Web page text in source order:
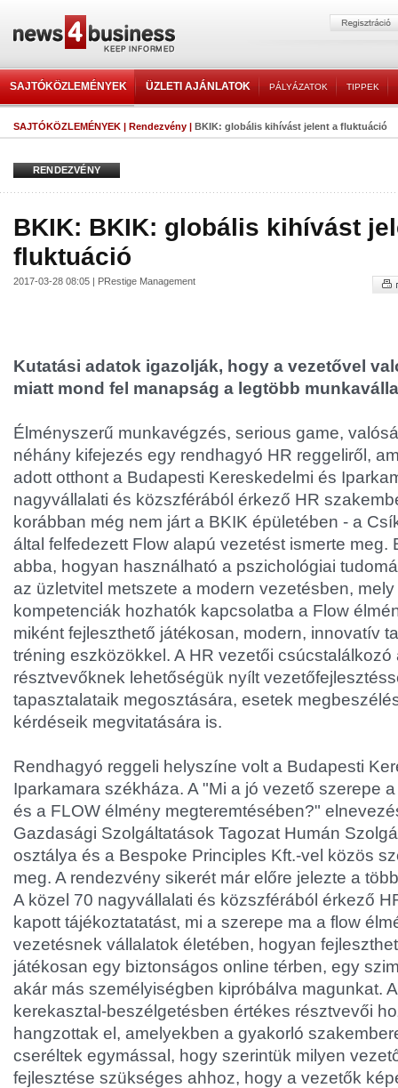
SAJTÓKÖZLEMÉNYEK ÜZLETI AJÁNLATOK PÁLYÁZATOK TIPPEK
SAJTÓKÖZLEMÉNYEK | Rendezvény | BKIK: globális kihívást jelent a fluktuáció
RENDEZVÉNY
BKIK: BKIK: globális kihívást
fluktuáció
2017-03-28 08:05 | PRestige Management
Kutatási adatok igazolják, hogy a vezetővel
miatt mond fel manapság a legtöbb
Élményszerű munkavégzés, serious game,
néhány kifejezés egy rendhagyó HR reggeliről,
adott otthont a Budapesti Kereskedelmi és
nagyvállalati és közszférából érkező HR
korábban még nem járt a BKIK épületében - a
által felfedezett Flow alapú vezetést ismerte meg.
abba, hogyan használható a pszichológiai
az üzletvitel metszete a modern vezetésben,
kompetenciák hozhatók kapcsolatba a Flow
miként fejleszthető játékosan, modern, innovatív
tréning eszközökkel. A HR vezetői csúcstalálkozó
résztvevőknek lehetőségük nyílt
tapasztalataik megosztására, esetek
kérdéseik megvitatására is.
Rendhagyó reggeli helyszíne volt a Budapesti
Iparkamara székháza. A "Mi a jó vezető szerepe
és a FLOW élmény megteremtésében?"
Gazdasági Szolgáltatások Tagozat Humán
osztálya és a Bespoke Principles Kft.-vel közös
meg. A rendezvény sikerét már előre jelezte a
A közel 70 nagyvállalati és közszférából érkező
kapott tájékoztatatást, mi a szerepe ma a flow
vezetésnek vállalatok életében, hogyan
játékosan egy biztonságos online térben, egy
akár más személyiségben kipróbálva magunkat.
kerekasztal-beszélgetésben értékes résztvevői
hangzottak el, amelyekben a gyakorló
cseréltek egymással, hogy szerintük milyen
fejlesztése szükséges ahhoz, hogy a vezetők